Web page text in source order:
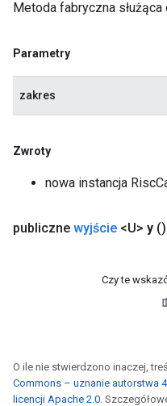
Metoda fabryczna
Parametry
zakres
Zwroty
nowa instancja
publiczne wyjście <U> y ()
Czy te
O ile nie stwierdzono inaczej,
Commons – uznanie autorstwa
licencji Apache 2.0.